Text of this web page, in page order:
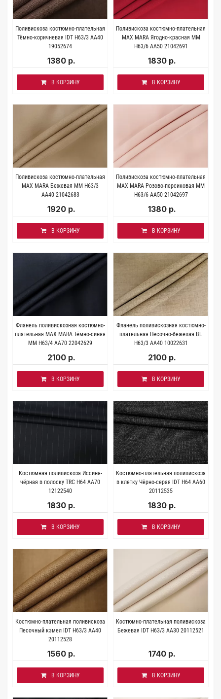
Поливискоза костюмно-плательная
Тёмно-коричневая IDT H63/3 AA40
19052674
1380 р.
В КОРЗИНУ
Поливискоза костюмно-плательная
MAX MARA Ягодно-красная MM
H63/6 AA50 21042691
1830 р.
В КОРЗИНУ
Поливискоза костюмно-плательная
MAX MARA Бежевая MM H63/3
AA40 21042683
1920 р.
В КОРЗИНУ
Поливискоза костюмно-плательная
MAX MARA Розово-персиковая MM
H63/6 AA50 21042697
1380 р.
В КОРЗИНУ
Фланель поливискозная костюмно-
плательная MAX MARA Тёмно-синяя
MM H63/4 AA70 22042629
2100 р.
В КОРЗИНУ
Фланель поливискозная костюмно-
плательная Песочно-бежевая BL
H63/3 AA40 10022631
2100 р.
В КОРЗИНУ
Костюмная поливискоза Иссиня-
чёрная в полоску TRC H64 AA70
12122540
1830 р.
В КОРЗИНУ
Костюмно-плательная поливискоза
в клетку Чёрно-серая IDT H64 AA60
20112535
1830 р.
В КОРЗИНУ
Костюмно-плательная поливискоза
Песочный кэмел IDT H63/3 AA40
20112528
1560 р.
В КОРЗИНУ
Костюмно-плательная поливискоза
Бежевая IDT H63/3 AA30 20112521
1740 р.
В КОРЗИНУ